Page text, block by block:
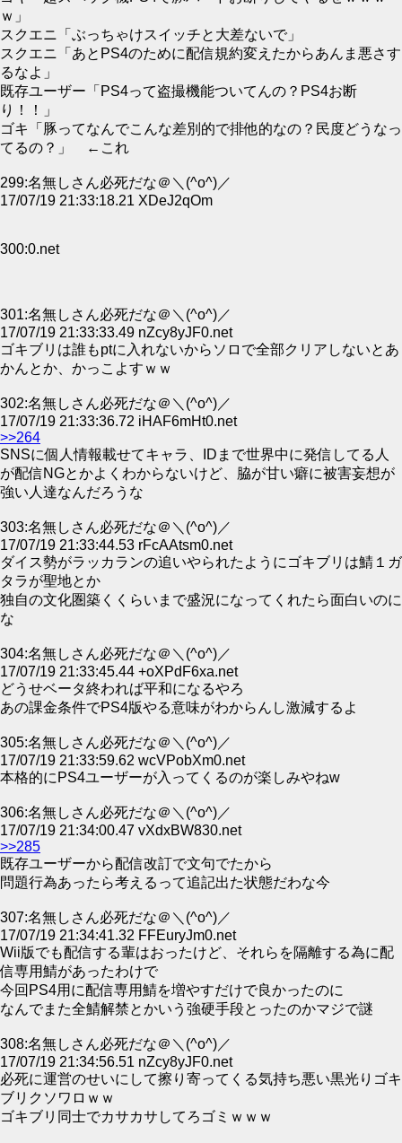
ｗ」
スクエニ「ぶっちゃけスイッチと大差ないで」
スクエニ「あとPS4のために配信規約変えたからあんま悪さす
るなよ」
既存ユーザー「PS4って盗撮機能ついてんの？PS4お断
り！！」
ゴキ「豚ってなんでこんな差別的で排他的なの？民度どうなっ
てるの？」 ←これ
299:名無しさん必死だな＠＼(^o^)／
17/07/19 21:33:18.21 XDeJ2qOm
300:0.net
301:名無しさん必死だな＠＼(^o^)／
17/07/19 21:33:33.49 nZcy8yJF0.net
ゴキブリは誰もptに入れないからソロで全部クリアしないとあ
かんとか、かっこよすｗｗ
302:名無しさん必死だな＠＼(^o^)／
17/07/19 21:33:36.72 iHAF6mHt0.net
>>264
SNSに個人情報載せてキャラ、IDまで世界中に発信してる人
が配信NGとかよくわからないけど、脇が甘い癖に被害妄想が
強い人達なんだろうな
303:名無しさん必死だな＠＼(^o^)／
17/07/19 21:33:44.53 rFcAAtsm0.net
ダイス勢がラッカランの追いやられたようにゴキブリは鯖１ガ
タラが聖地とか
独自の文化圏築くくらいまで盛況になってくれたら面白いのに
な
304:名無しさん必死だな＠＼(^o^)／
17/07/19 21:33:45.44 +oXPdF6xa.net
どうせベータ終われば平和になるやろ
あの課金条件でPS4版やる意味がわからんし激減するよ
305:名無しさん必死だな＠＼(^o^)／
17/07/19 21:33:59.62 wcVPobXm0.net
本格的にPS4ユーザーが入ってくるのが楽しみやねw
306:名無しさん必死だな＠＼(^o^)／
17/07/19 21:34:00.47 vXdxBW830.net
>>285
既存ユーザーから配信改訂で文句でたから
問題行為あったら考えるって追記出た状態だわな今
307:名無しさん必死だな＠＼(^o^)／
17/07/19 21:34:41.32 FFEuryJm0.net
Wii版でも配信する輩はおったけど、それらを隔離する為に配
信専用鯖があったわけで
今回PS4用に配信専用鯖を増やすだけで良かったのに
なんでまた全鯖解禁とかいう強硬手段とったのかマジで謎
308:名無しさん必死だな＠＼(^o^)／
17/07/19 21:34:56.51 nZcy8yJF0.net
必死に運営のせいにして擦り寄ってくる気持ち悪い黒光りゴキ
ブリクソワロｗｗ
ゴキブリ同士でカサカサしてろゴミｗｗｗ